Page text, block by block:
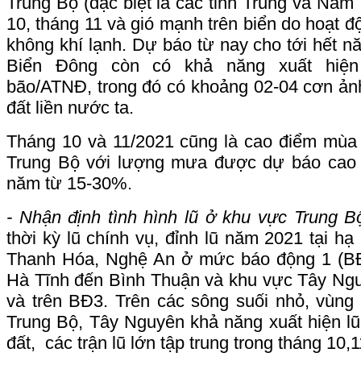
10, tháng 11 và gió mạnh trên biển do hoạt
không khí lạnh. Dự báo từ nay cho tới hết
Biển Đông còn có khả năng xuất
bão/ATNĐ, trong đó có khoảng 02-04 cơn
đất liền nước ta.
Tháng 10 và 11/2021 cũng là cao điểm
Trung Bộ với lượng mưa được dự báo cao
năm từ 15-30%.
- Nhận định tình hình lũ ở khu vực Trung
thời kỳ lũ chính vụ, đỉnh lũ năm 2021 tại
Thanh Hóa, Nghệ An ở mức báo động 1
Hà Tĩnh đến Bình Thuận và khu vực Tây
và trên BĐ3. Trên các sông suối nhỏ,
Trung Bộ, Tây Nguyên khả năng xuất hiện
đất, các trận lũ lớn tập trung trong tháng